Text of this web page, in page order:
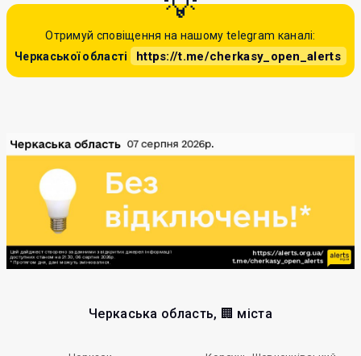
Отримуй сповіщення на нашому telegram каналі:
Черкаської області
https://t.me/cherkasy_open_alerts
Черкаська область, 🏢 міста